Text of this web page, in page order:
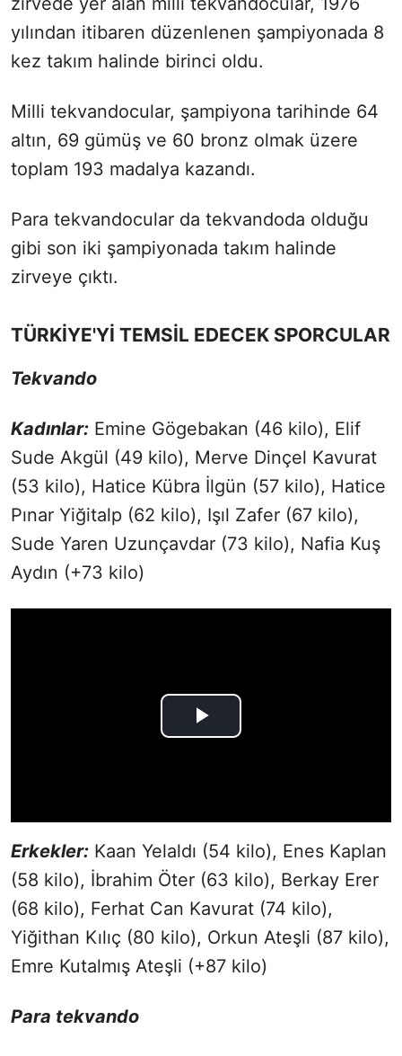
yılından itibaren düzenlenen şampiyonada 8
kez takım halinde birinci oldu.
Milli tekvandocular, şampiyona tarihinde 64
altın, 69 gümüş ve 60 bronz olmak üzere
toplam 193 madalya kazandı.
Para tekvandocular da tekvandoda olduğu
gibi son iki şampiyonada takım halinde
zirveye çıktı.
TÜRKİYE'Yİ TEMSİL EDECEK SPORCULAR
Tekvando
Kadınlar: Emine Gögebakan (46 kilo), Elif
Sude Akgül (49 kilo), Merve Dinçel Kavurat
(53 kilo), Hatice Kübra İlgün (57 kilo), Hatice
Pınar Yiğitalp (62 kilo), Işıl Zafer (67 kilo),
Sude Yaren Uzunçavdar (73 kilo), Nafia Kuş
Aydın (+73 kilo)
Erkekler: Kaan Yelaldı (54 kilo), Enes Kaplan
(58 kilo), İbrahim Öter (63 kilo), Berkay Erer
(68 kilo), Ferhat Can Kavurat (74 kilo),
Yiğithan Kılıç (80 kilo), Orkun Ateşli (87 kilo),
Emre Kutalmış Ateşli (+87 kilo)
Para tekvando